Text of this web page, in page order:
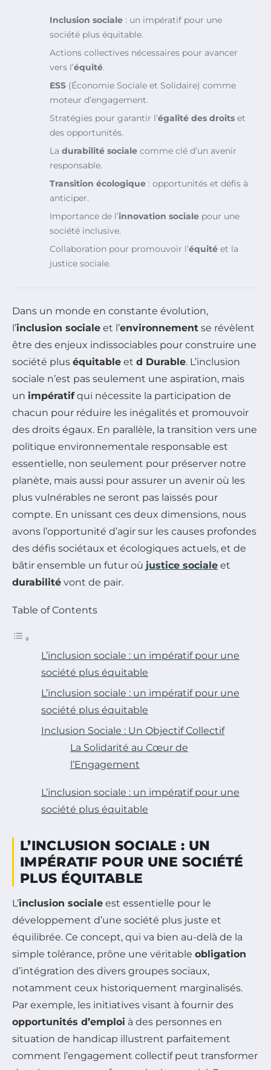
Inclusion sociale : un impératif pour une
société plus équitable.
Actions collectives nécessaires pour avancer
vers l’équité.
ESS (Économie Sociale et Solidaire) comme
moteur d’engagement.
Stratégies pour garantir l’égalité des droits et
des opportunités.
La durabilité sociale comme clé d’un avenir
responsable.
Transition écologique : opportunités et défis à
anticiper.
Importance de l’innovation sociale pour une
société inclusive.
Collaboration pour promouvoir l’équité et la
justice sociale.
Dans un monde en constante évolution,
l’inclusion sociale et l’environnement se révèlent
être des enjeux indissociables pour construire une
société plus équitable et d Durable. L’inclusion
sociale n’est pas seulement une aspiration, mais
un impératifqui nécessite la participation de
chacun pour réduire les inégalités et promouvoir
des droits égaux. En parallèle, la transition vers une
politique environnementale responsable est
essentielle, non seulement pour préserver notre
planète, mais aussi pour assurer un avenir où les
plus vulnérables ne seront pas laissés pour
compte. En unissant ces deux dimensions, nous
avons l’opportunité d’agir sur les causes profondes
des défis sociétaux et écologiques actuels, et de
bâtir ensemble un futur où justice sociale et
durabilité vont de pair.
Table of Contents
L’inclusion sociale : un impératif pour une
société plus équitable
L’inclusion sociale : un impératif pour une
société plus équitable
Inclusion Sociale : Un Objectif Collectif
La Solidarité au Cœur de
l’Engagement
L’inclusion sociale : un impératif pour une
société plus équitable
L’INCLUSION SOCIALE : UN
IMPÉRATIF POUR UNE SOCIÉTÉ
PLUS ÉQUITABLE
L’inclusion sociale est essentielle pour le
développement d’une société plus juste et
équilibrée. Ce concept, qui va bien au-delà de la
simple tolérance, prône une véritable obligation
d’intégration des divers groupes sociaux,
notamment ceux historiquement marginalisés.
Par exemple, les initiatives visant à fournir des
opportunités d’emploi à des personnes en
situation de handicap illustrent parfaitement
comment l’engagement collectif peut transformer